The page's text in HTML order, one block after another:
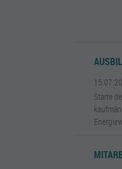
Starte